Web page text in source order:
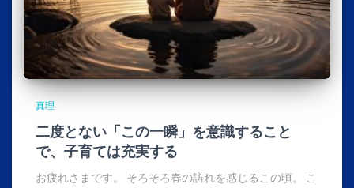
真理
二度とない「この一瞬」を意識すること
で、子育ては充実する
お疲れさまです。 そろそろ春の訪れを感じるこの頃。 こ